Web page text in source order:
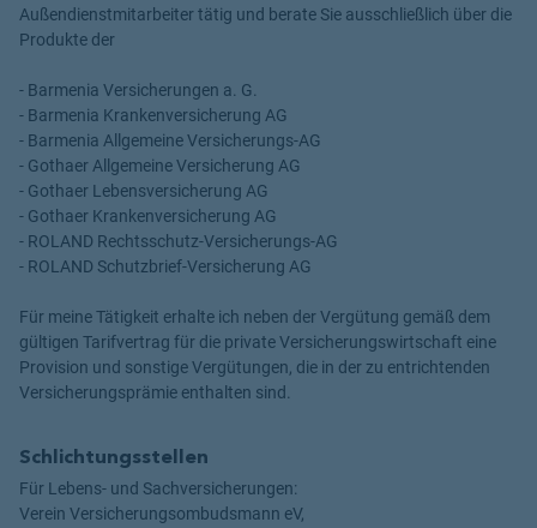
Außendienstmitarbeiter tätig und berate Sie ausschließlich über die
Produkte der
- Barmenia Versicherungen a. G.
- Barmenia Krankenversicherung AG
- Barmenia Allgemeine Versicherungs-AG
- Gothaer Allgemeine Versicherung AG
- Gothaer Lebensversicherung AG
- Gothaer Krankenversicherung AG
- ROLAND Rechtsschutz-Versicherungs-AG
- ROLAND Schutzbrief-Versicherung AG
Für meine Tätigkeit erhalte ich neben der Vergütung gemäß dem
gültigen Tarifvertrag für die private Versicherungswirtschaft eine
Provision und sonstige Vergütungen, die in der zu entrichtenden
Versicherungsprämie enthalten sind.
Schlichtungsstellen
Für Lebens- und Sachversicherungen:
Verein Versicherungsombudsmann eV,